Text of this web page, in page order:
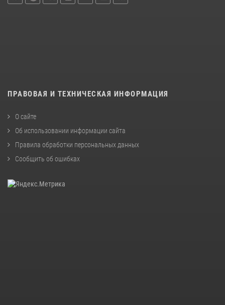
ПРАВОВАЯ И ТЕХНИЧЕСКАЯ ИНФОРМАЦИЯ
О сайте
Об использовании информации сайта
Правила обработки персональных данных
Сообщить об ошибках